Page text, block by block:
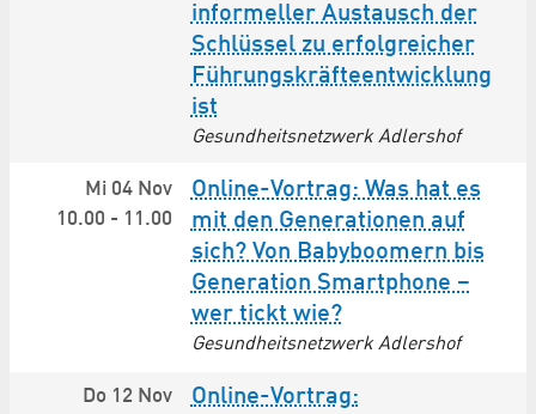
informeller Austausch der
Schlüssel zu erfolgreicher
Führungs­kräfte­entwicklung
ist
Gesundheitsnetzwerk Adlershof
Mi 04 Nov
10.00 - 11.00
Online-Vortrag: Was hat es
mit den Generationen auf
sich? Von Babyboomern bis
Generation Smartphone –
wer tickt wie?
Gesundheitsnetzwerk Adlershof
Do 12 Nov
Online-Vortrag: